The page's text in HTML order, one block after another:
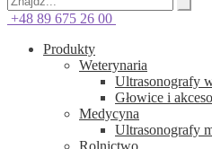
+48 89 675 26 00
Produkty
Weterynaria
Ultrasonografy
Głowice i
Medycyna
Ultrasonografy
Rolnictwo